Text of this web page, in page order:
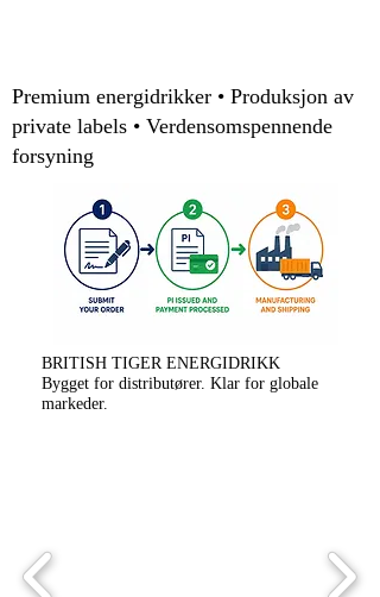
Salgsargumenter
OEM- og ODM-tjenester
Gratis vareprøver tilgjengelig
Gratis etikettdesigntjeneste
Kontakt
Produkt av
Premium energidrikker • Produksjon av
private labels • Verdensomspennende
forsyning
BRITISH TIGER ENERGIDRIKK
Bygget for distributører. Klar for globale
markeder.